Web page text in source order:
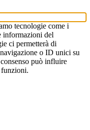
tecnologie come i
informazioni del
ci permetterà di
o ID unici su
può influire
funzioni.